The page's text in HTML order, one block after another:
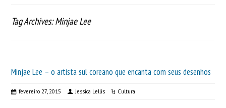
Tag Archives: Minjae Lee
Minjae Lee – o artista sul coreano que encanta com seus desenhos
fevereiro 27, 2015 Jessica Lellis Cultura